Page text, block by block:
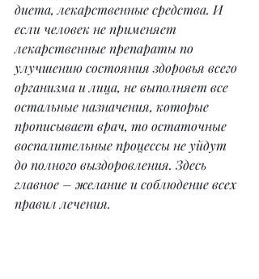
диета, лекарственные средства. И
если человек не применяет
лекарственные препараты по
улучшению состояния здоровья всего
организма и лица, не выполняет все
остальные назначения, которые
прописывает врач, то остаточные
воспалительные процессы не уйдут
до полного выздоровления. Здесь
главное – желание и соблюдение всех
правил лечения.